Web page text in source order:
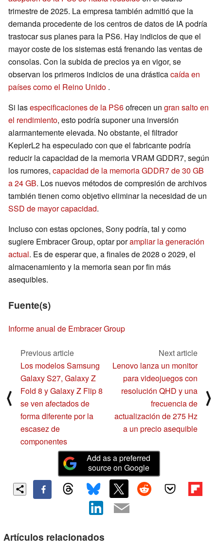
trimestre de 2025. La empresa también admitió que la
demanda procedente de los centros de datos de IA podría
trastocar sus planes para la PS6. Hay indicios de que el
mayor coste de los sistemas está frenando las ventas de
consolas. Con la subida de precios ya en vigor, se
observan los primeros indicios de una drásticacaída en
países como el Reino Unido .
Si lasespecificaciones de la PS6ofrecen un gran salto en
el rendimiento, esto podría suponer una inversión
alarmantemente elevada. No obstante, el filtrador
KeplerL2 ha especulado con que el fabricante podría
reducir la capacidad de la memoria VRAM GDDR7, según
los rumores, capacidad de la memoria GDDR7 de 30 GB
a 24 GB. Los nuevos métodos de compresión de archivos
también tienen como objetivo eliminar la necesidad de un
SSD de mayor capacidad.
Incluso con estas opciones, Sony podría, tal y como
sugiere Embracer Group, optar porampliar la generación
actual. Es de esperar que, a finales de 2028 o 2029, el
almacenamiento y la memoria sean por fin más
asequibles.
Fuente(s)
Informe anual de Embracer Group
⟨
Previous article
Los modelos Samsung
Galaxy S27, Galaxy Z
Fold 8 y Galaxy Z Flip 8
se ven afectados de
forma diferente por la
escasez de
componentes
Next article
Lenovo lanza un monitor
para videojuegos con
resolución QHD y una
frecuencia de
actualización de 275 Hz
a un precio asequible
⟩
Add as a preferred
source on Google
Artículos relacionados